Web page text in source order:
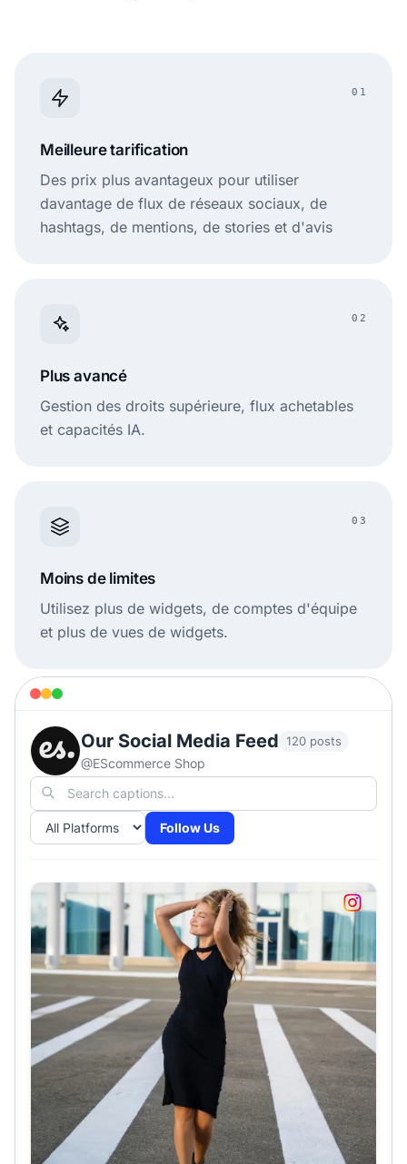
01
Meilleure tarification
Des prix plus avantageux pour utiliser
davantage de flux de réseaux sociaux, de
hashtags, de mentions, de stories et d'avis
02
Plus avancé
Gestion des droits supérieure, flux achetables
et capacités IA.
03
Moins de limites
Utilisez plus de widgets, de comptes d'équipe
et plus de vues de widgets.